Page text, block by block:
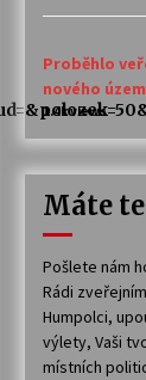
Proběhlo
nového
1.4k views
Máte
Pošlete nám
Rádi
Humpolci,
výlety, Vaši
místních